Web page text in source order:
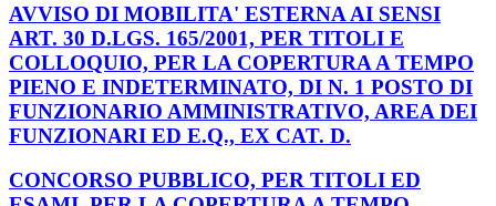
AVVISO DI MOBILITA' ESTERNA AI SENSI
ART. 30 D.LGS. 165/2001, PER TITOLI E
COLLOQUIO, PER LA COPERTURA A TEMPO
PIENO E INDETERMINATO, DI N. 1 POSTO DI
FUNZIONARIO AMMINISTRATIVO, AREA DEI
FUNZIONARI ED E.Q., EX CAT. D.
CONCORSO PUBBLICO, PER TITOLI ED